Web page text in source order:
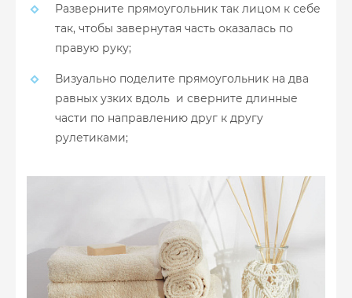
Разверните прямоугольник так лицом к себе
так, чтобы завернутая часть оказалась по
правую руку;
Визуально поделите прямоугольник на два
равных узких вдоль и сверните длинные
части по направлению друг к другу
рулетиками;